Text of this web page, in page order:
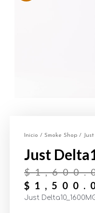
Inicio / Smoke Shop / Just
Just
$
$
Just